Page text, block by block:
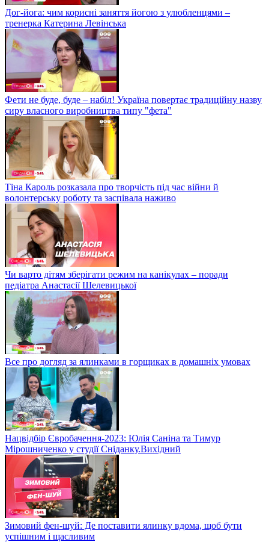
Дог-йога: чим корисні заняття йогою з улюбленцями –
тренерка Катерина Левінська
Фети не буде, буде – набіл! Україна повертає традиційну назву
сиру власного виробництва типу "фета"
Тіна Кароль розказала про творчість під час війни й
волонтерську роботу та заспівала наживо
Чи варто дітям зберігати режим на канікулах – поради
педіатра Анастасії Шелевицької
Все про догляд за ялинками в горщиках в домашніх умовах
Нацвідбір Євробачення-2023: Юлія Саніна та Тимур
Мірошниченко у студії Сніданку.Вихідний
Зимовий фен-шуй: Де поставити ялинку вдома, щоб бути
успішним і щасливим